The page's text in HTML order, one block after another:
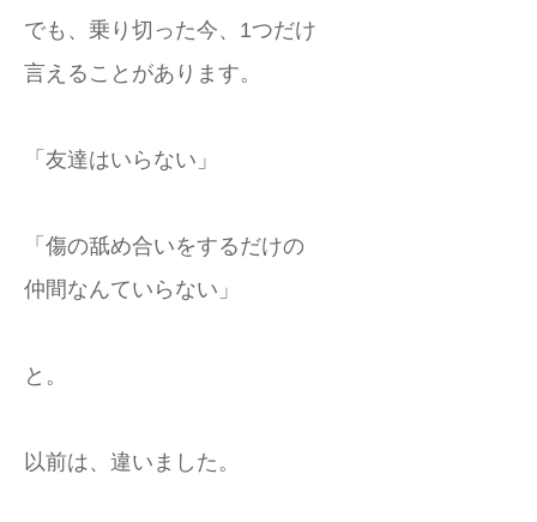
でも、乗り切った今、1つだけ
言えることがあります。
「友達はいらない」
「傷の舐め合いをするだけの
仲間なんていらない」
と。
以前は、違いました。